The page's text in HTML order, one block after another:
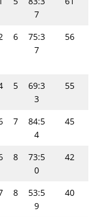
7
6
75:3
7
56
5
69:3
3
55
7
84:5
4
45
8
73:5
0
42
8
53:5
9
40